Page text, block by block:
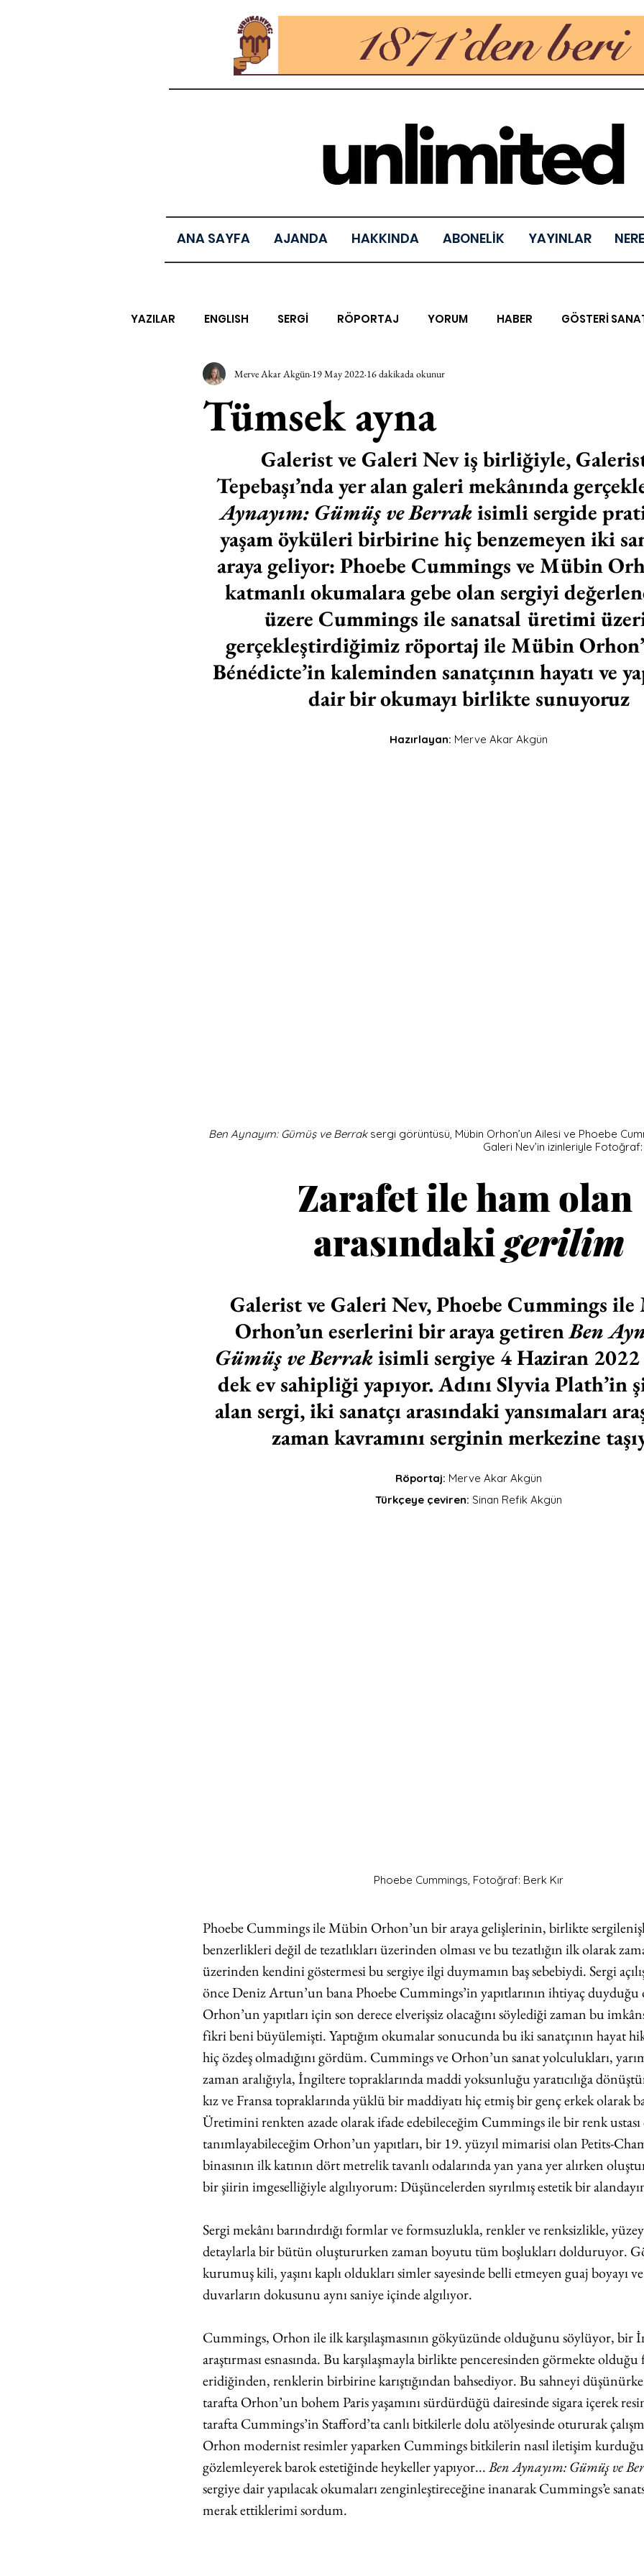
ANA SAYFA AJANDA HAKKINDA ABONELİK YAYINLAR
YAZILAR ENGLISH SERGİ RÖPORTAJ YORUM HABER GÖSTERİ
EDEBİYAT SİNEMA ARAŞTIRMA BİENAL
MÜZİK EGZERSİZLER YEL TOZ PORTRELER
AK-SAYANLAR #GEÇMİŞTEBUGÜN XXY ODAK: RESİM KIVRIM
AKS-ENDAZ TUHAF AÇI SINIRSIZ ZİYARETLER
Tümsek ayna
Merve Akar Akgün 19 May 2022 16 dakikada okunur
Galerist ve Galeri Nev iş birliğiyle,
Tepebaşı’nda yer alan galeri mekânında
Aynayım: Gümüş ve Berrak isimli sergide
yaşam öyküleri birbirine hiç benzemeyen iki
araya geliyor: Phoebe Cummings ve Mübin
katmanlı okumalara gebe olan sergiyi
üzere Cummings ile sanatsal üretimi
gerçekleştirdiğimiz röportaj ile Mübin
Bénédicte’in kaleminden sanatçının hayatı ve
dair bir okumayı birlikte sunuyoruz
Hazırlayan: Merve Akar Akgün
Ben Aynayım: Gümüş ve Berrak sergi görüntüsü, Mübin Orhon’un Ailesi ve Phoebe
Galeri Nev’in izinleriyle
Zarafet ile ham olan
arasındaki gerilim
Galerist ve Galeri Nev, Phoebe Cummings
Orhon’un eserlerini bir araya getiren Ben
Gümüş ve Berrak isimli sergiye 4 Haziran
dek ev sahipliği yapıyor. Adını Slyvia Plath’in
alan sergi, iki sanatçı arasındaki yansımaları
zaman kavramını serginin merkezine
Röportaj: Merve Akar Akgün
Türkçeye çeviren: Sinan Refik Akgün
Phoebe Cummings, Fotoğraf: Berk Kır
Phoebe Cummings ile Mübin Orhon’un bir araya gelişlerinin, birlikte
benzerlikleri değil de tezatlıkları üzerinden olması ve bu tezatlığın ilk olarak
üzerinden kendini göstermesi bu sergiye ilgi duymamın baş sebebiydi. Sergi
önce Deniz Artun’un bana Phoebe Cummings’in yapıtlarının ihtiyaç
Orhon’un yapıtları için son derece elverişsiz olacağını söylediği zaman bu
fikri beni büyülemişti. Yaptığım okumalar sonucunda bu iki sanatçının hayat
hiç özdeş olmadığını gördüm. Cummings ve Orhon’un sanat yolculukları,
zaman aralığıyla, İngiltere topraklarında maddi yoksunluğu yaratıcılığa
kız ve Fransa topraklarında yüklü bir maddiyatı hiç etmiş bir genç erkek olarak
Üretimini renkten azade olarak ifade edebileceğim Cummings ile bir renk ustası
tanımlayabileceğim Orhon’un yapıtları, bir 19. yüzyıl mimarisi olan Petits-
binasının ilk katının dört metrelik tavanlı odalarında yan yana yer alırken
bir şiirin imgeselliğiyle algılıyorum: Düşüncelerden sıyrılmış estetik bir
Sergi mekânı barındırdığı formlar ve formsuzlukla, renkler ve renksizlikle,
detaylarla bir bütün oluştururken zaman boyutu tüm boşlukları dolduruyor.
kurumuş kili, yaşını kaplı oldukları simler sayesinde belli etmeyen guaj boyayı
duvarların dokusunu aynı saniye içinde algılıyor.
Cummings, Orhon ile ilk karşılaşmasının gökyüzünde olduğunu söylüyor, bir
araştırması esnasında. Bu karşılaşmayla birlikte penceresinden görmekte
eridiğinden, renklerin birbirine karıştığından bahsediyor. Bu sahneyi
tarafta Orhon’un bohem Paris yaşamını sürdürdüğü dairesinde sigara içerek
tarafta Cummings’in Stafford’ta canlı bitkilerle dolu atölyesinde otururak
Orhon modernist resimler yaparken Cummings bitkilerin nasıl iletişim
gözlemleyerek barok estetiğinde heykeller yapıyor... Ben Aynayım: Gümüş ve
sergiye dair yapılacak okumaları zenginleştireceğine inanarak Cummings’e
merak ettiklerimi sordum.